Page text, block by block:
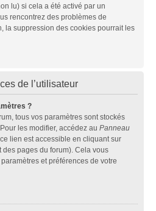
lu) si cela a été activé par un
rencontrez des problèmes de
la suppression des cookies pourrait les
de l’utilisateur
?
tous vos paramètres sont stockés
les modifier, accédez au Panneau
lien est accessible en cliquant sur
des pages du forum). Cela vous
et préférences de votre